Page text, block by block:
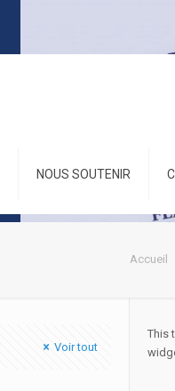
NOUS SOUTENIR
Accueil
Voir tout
This